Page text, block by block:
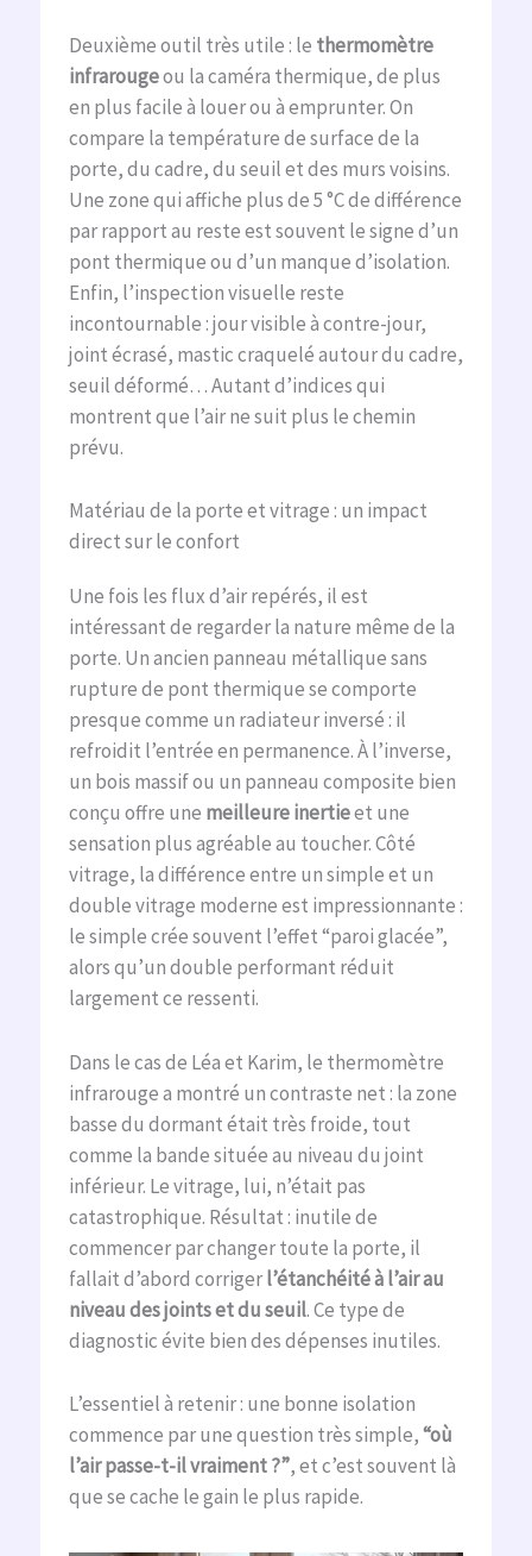
Deuxième outil très utile : le thermomètre
infrarougeou la caméra thermique, de plus
en plus facile à louer ou à emprunter. On
compare la température de surface de la
porte, du cadre, du seuil et des murs voisins.
Une zone qui affiche plus de 5 °C de différence
par rapport au reste est souvent le signe d’un
pont thermique ou d’un manque d’isolation.
Enfin, l’inspection visuelle reste
incontournable : jour visible à contre-jour,
joint écrasé, mastic craquelé autour du cadre,
seuil déformé… Autant d’indices qui
montrent que l’air ne suit plus le chemin
prévu.
Matériau de la porte et vitrage : un impact
direct sur le confort
Une fois les flux d’air repérés, il est
intéressant de regarder la nature même de la
porte. Un ancien panneau métallique sans
rupture de pont thermique se comporte
presque comme un radiateur inversé : il
refroidit l’entrée en permanence. À l’inverse,
un bois massif ou un panneau composite bien
conçu offre une meilleure inertieet une
sensation plus agréable au toucher. Côté
vitrage, la différence entre un simple et un
double vitrage moderne est impressionnante :
le simple crée souvent l’effet “paroi glacée”,
alors qu’un double performant réduit
largement ce ressenti.
Dans le cas de Léa et Karim, le thermomètre
infrarouge a montré un contraste net : la zone
basse du dormant était très froide, tout
comme la bande située au niveau du joint
inférieur. Le vitrage, lui, n’était pas
catastrophique. Résultat : inutile de
commencer par changer toute la porte, il
fallait d’abord corrigerl’étanchéité à l’air au
niveau des joints et du seuil. Ce type de
diagnostic évite bien des dépenses inutiles.
L’essentiel à retenir : une bonne isolation
commence par une question très simple,“où
l’air passe-t-il vraiment ?”, et c’est souvent là
que se cache le gain le plus rapide.